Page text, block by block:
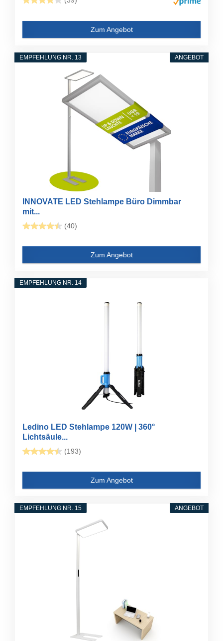
Zum Angebot
ANGEBOT
EMPFEHLUNG NR. 13
INNOVATE LED Stehlampe Büro Dimmbar
mit...
(40)
Zum Angebot
EMPFEHLUNG NR. 14
Ledino LED Stehlampe 120W | 360°
Lichtsäule...
(193)
Zum Angebot
ANGEBOT
EMPFEHLUNG NR. 15